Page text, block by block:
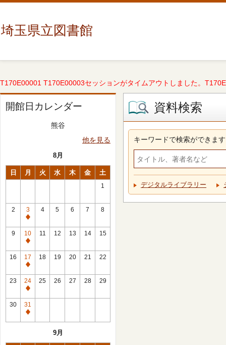
埼玉県立図書館
T170E00001 T170E00003セッションがタイムアウトしました。
開館日カレンダー
熊谷
他を見る
8月
日 月 火 水 木 金 土
1
2
3
休
館
日
4 5 6 7 8
9
10
休
館
日
11 12 13 14 15
16
17
休
館
日
18 19 20 21 22
23
24
休
館
日
25 26 27 28 29
30
31
休
9月
資料検索
キーワードで検索ができます
デジタルライブラリー